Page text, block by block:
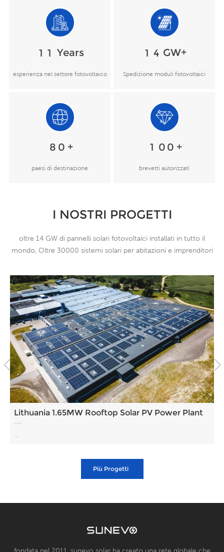
significativi risultati che hanno superato la maggior parte dei
nostri principali concorrenti in termini di capacità produttiva e
1 1 Years
esperienza nel settore fotovoltaico
1 4 GW+
Spedizione moduli fotovoltaici
8 0 +
paesi di destinazione
1 0 0 +
brevetti autorizzati
I NOSTRI PROGETTI
oltre 14 GW di pannelli solari fotovoltaici installati in tutto il
mondo, Oltre 30000 sistemi solari per abitazioni e imprenditori
Lithuania 1.65MW Rooftop Solar PV Power Plant
Più Progetti